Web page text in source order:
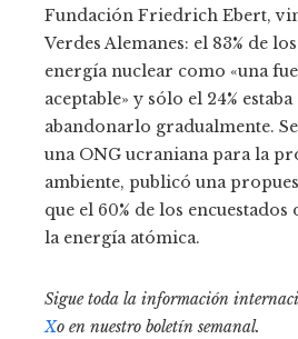
Fundación Friedrich Ebert,
Verdes Alemanes: el 83% de
energía nuclear como «una
aceptable» y sólo el 24%
abandonarlo gradualmente.
una ONG ucraniana para la
ambiente, publicó una
que el 60% de los
la energía atómica.
Sigue toda la información
Xo en nuestro boletín semanal.